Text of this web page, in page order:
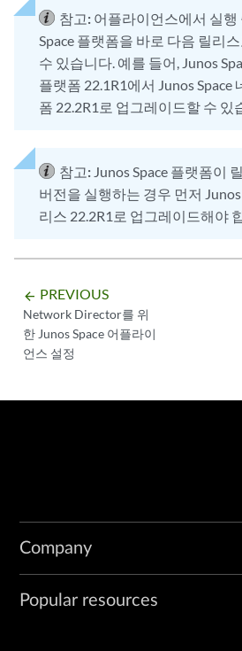
참고: 어플라이언스에서 실행
Space 플랫폼을 바로 다음 릴리
수 있습니다. 예를 들어, Junos
플랫폼 22.1R1에서 Junos Space
폼 22.2R1로 업그레이드할 수 있
참고: Junos Space 플랫폼이
버전을 실행하는 경우 먼저
리스 22.2R1로 업그레이드해야
arrow_backward PREVIOUS
Network Director를 위
한 Junos Space 어플라이
언스 설정
Company
Popular resources